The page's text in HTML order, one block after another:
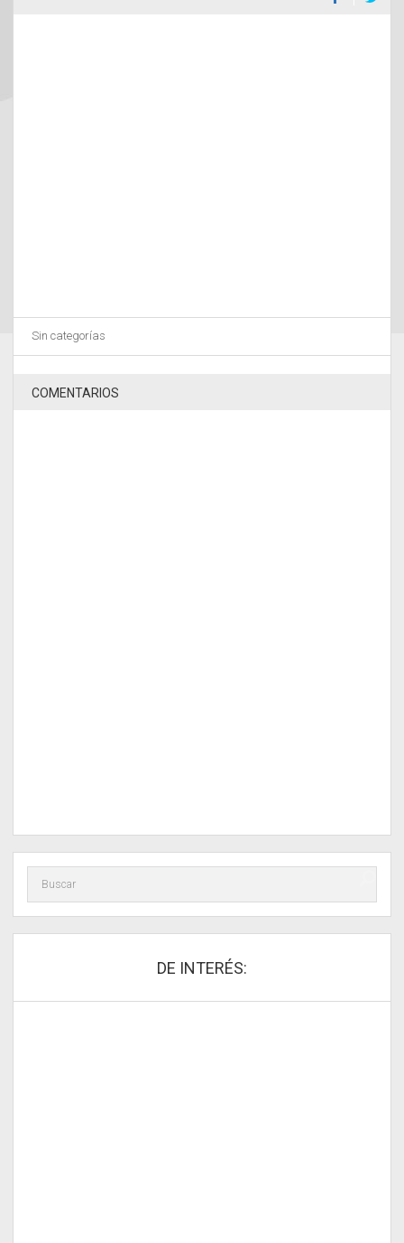
Sin categorías
COMENTARIOS
DE INTERÉS: